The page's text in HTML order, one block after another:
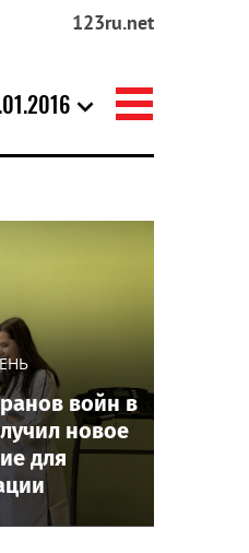
123ru.net
войн в
новое
для